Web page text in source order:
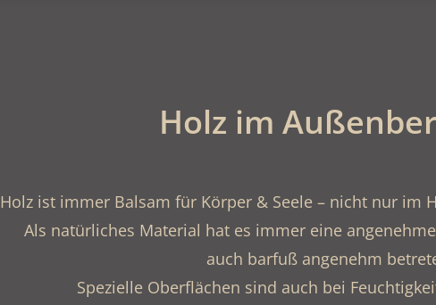
Holz im
Holz ist immer Balsam für Körper & Seele – nicht nur im
Als natürliches Material hat es immer eine
auch barfuß angenehm
Spezielle Oberflächen sind auch bei